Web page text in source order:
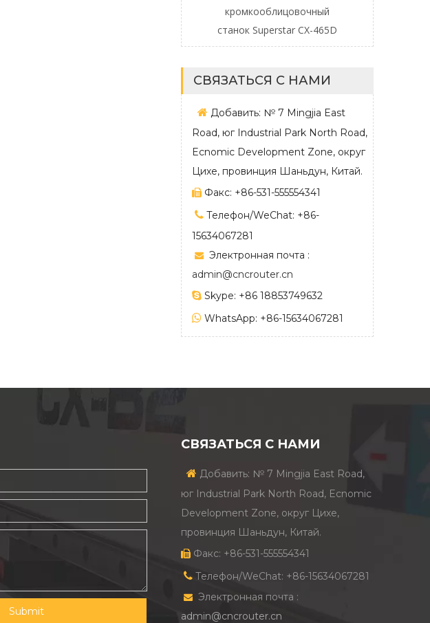
фрезерный станок с ЧПУ
кромкооблицовочный
станок Superstar CX-465D
СВЯЗАТЬСЯ С НАМИ
 Добавить: № 7 Mingjia East
Road, юг Industrial Park North Road,
Ecnomic Development Zone, округ
Цихе, провинция Шаньдун, Китай.
 Факс: +86-531-555554341
 Телефон/WeChat: +86-
15634067281

Электронная почта :
admin@cncrouter.cn
 Skype: +86 18853749632
 WhatsApp: +86-15634067281
Submit
СВЯЗАТЬСЯ С НАМИ
 Добавить: № 7 Mingjia East Road,
юг Industrial Park North Road, Ecnomic
Development Zone, округ Цихе,
провинция Шаньдун, Китай.
 Факс: +86-531-555554341
 Телефон/WeChat: +86-15634067281

Электронная почта :
admin@cncrouter.cn